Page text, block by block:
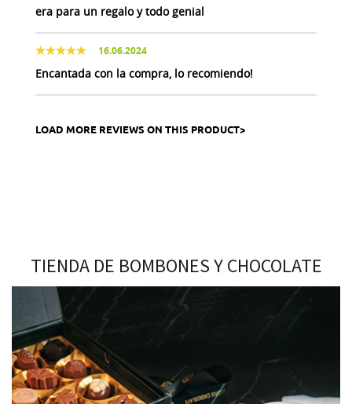
era para un regalo y todo genial
16.06.2024
Encantada con la compra, lo recomiendo!
LOAD MORE REVIEWS ON THIS PRODUCT>
TIENDA DE BOMBONES Y CHOCOLATE